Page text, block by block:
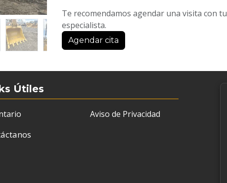
Te recomendamos agendar una visita con tu
especialista.
Agendar cita
Útiles
Aviso de Privacidad